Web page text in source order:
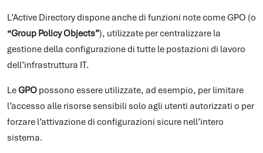
L’Active Directory dispone anche di funzioni note come GPO (o
“Group Policy Objects”), utilizzate per centralizzare la
gestione della configurazione di tutte le postazioni di lavoro
dell’infrastruttura IT.
LeGPO possono essere utilizzate, ad esempio, per limitare
l’accesso alle risorse sensibili solo agli utenti autorizzati o per
forzare l’attivazione di configurazioni sicure nell’intero
sistema.